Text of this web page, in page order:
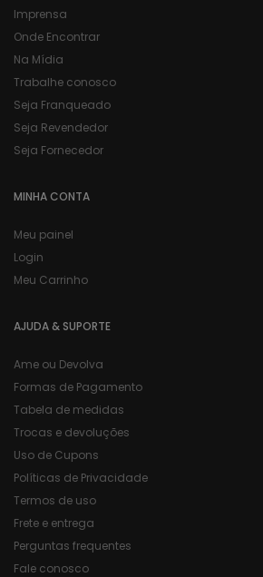
Imprensa
Onde Encontrar
Na Mídia
Trabalhe conosco
Seja Franqueado
Seja Revendedor
Seja Fornecedor
MINHA CONTA
Meu painel
Login
Meu Carrinho
AJUDA & SUPORTE
Ame ou Devolva
Formas de Pagamento
Tabela de medidas
Trocas e devoluções
Uso de Cupons
Políticas de Privacidade
Termos de uso
Frete e entrega
Perguntas frequentes
Fale conosco